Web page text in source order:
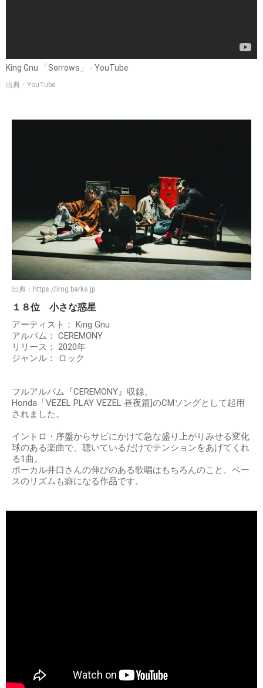
King Gnu 「Sorrows」 - YouTube
出典：YouTube
出典： https://img.barks.jp
１８位 小さな惑星
アーティスト： King Gnu
アルバム： CEREMONY
リリース： 2020年
ジャンル： ロック
フルアルバム『CEREMONY』収録。
Honda「VEZEL PLAY VEZEL 昼夜篇]のCMソングとして起用
されました。
イントロ・序盤からサビにかけて急な盛り上がりみせる変化
球のある楽曲で、聴いているだけでテンションをあげてくれ
る1曲。
ボーカル井口さんの伸びのある歌唱はもちろんのこと、ベー
スのリズムも癖になる作品です。